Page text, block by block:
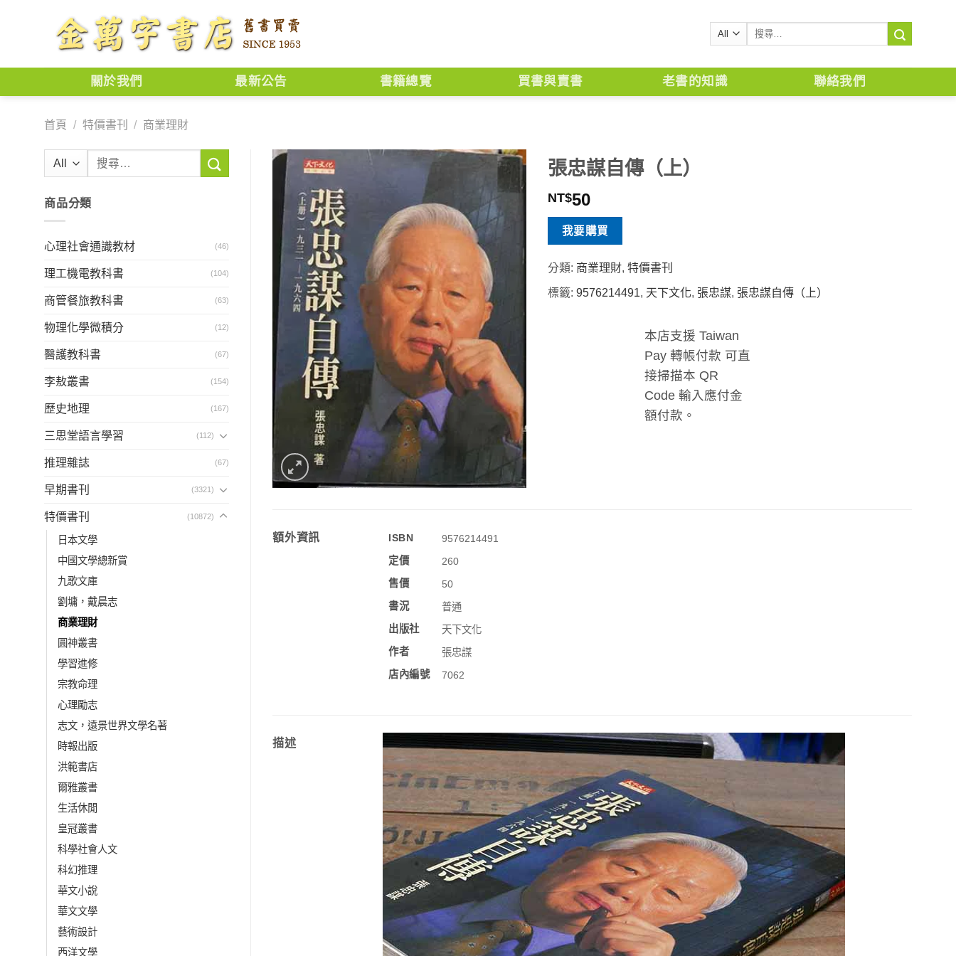
搜
鍵
關於我們 最新公告 書籍總覽 買書與賣書 老書的知識 聯絡我們
首頁 / 特價書刊 / 商業理財
鍵
商品分類
心理社會通識教材 (46)
理工機電教科書 (104)
商管餐旅教科書 (63)
物理化學微積分 (12)
醫護教科書 (67)
李敖叢書 (154)
歷史地理 (167)
三思堂語言學習 (112)
推理雜誌 (67)
早期書刊 (3321)
特價書刊 (10872)
日本文學
中國文學總新賞
九歌文庫
劉墉，戴晨志
商業理財
圓神叢書
學習進修
宗教命理
心理勵志
志文，遠景世界文學名著
時報出版
洪範書店
爾雅叢書
生活休閒
皇冠叢書
科學社會人文
科幻推理
華文小說
華文文學
藝術設計
西洋文學
張忠謀自傳（上）
NT$50
我要購買
分類: 商業理財,特價書刊
標籤:9576214491, 天下文化, 張忠謀, 張忠謀自傳（上）
本店支援 Taiwan
Pay 轉帳付款 可直
接掃描本 QR
Code 輸入應付金
額付款。
額外資訊 ISBN
9576214491
定價
260
售價
50
書況
普通
出版社
天下文化
作者
張忠謀
店內編號
7062
描述